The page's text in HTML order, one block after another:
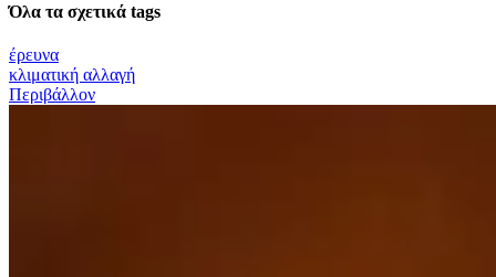
Όλα τα σχετικά tags
έρευνα
κλιματική αλλαγή
Περιβάλλον